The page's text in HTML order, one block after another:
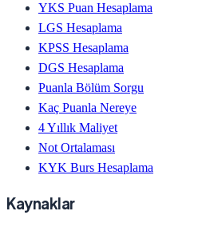
YKS Puan Hesaplama
LGS Hesaplama
KPSS Hesaplama
DGS Hesaplama
Puanla Bölüm Sorgu
Kaç Puanla Nereye
4 Yıllık Maliyet
Not Ortalaması
KYK Burs Hesaplama
Kaynaklar